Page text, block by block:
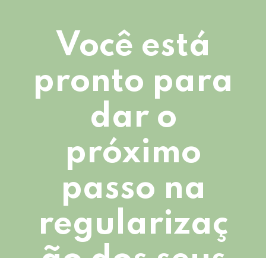
Você está
pronto para
dar o
próximo
passo na
regularizaç